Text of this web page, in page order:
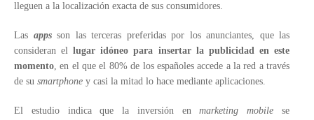
lleguen a la localización exacta de sus consumidores.
Las appsson las terceras preferidas por los anunciantes, que las
consideran ellugar idóneo para insertar la publicidad en este
momento, en el que el 80% de los españoles accede a la red a través
de su smartphone y casi la mitad lo hace mediante aplicaciones.
El estudio indica que la inversión enmarketing mobile se